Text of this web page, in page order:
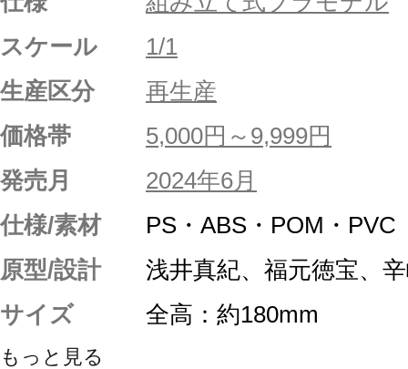
スケール
1/1
生産区分
再生産
価格帯
5,000円～9,999円
発売月
2024年6月
仕様/素材
PS・ABS・POM・
原型/設計
浅井真紀、福元徳宝、
サイズ
全高：約180mm
もっと見る